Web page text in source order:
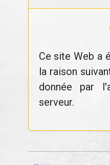
Ce site Web a
la raison
donnée par
serveur.